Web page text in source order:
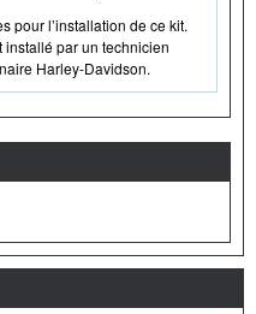
pour l’installation de ce kit.
installé par un technicien
Harley-Davidson.